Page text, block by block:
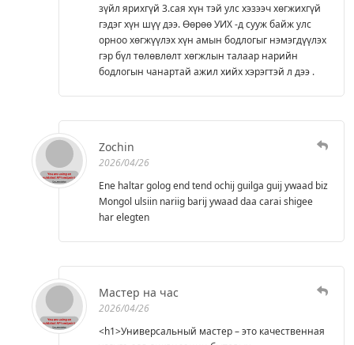
зүйл ярихгүй 3.сая хүн тэй улс хэзээч хөгжихгүй
гэдэг хүн шүү дээ. Өөрөө УИХ -д сууж байж улс
орноо хөгжүүлэх хүн амын бодлогыг нэмэгдүүлэх
гэр бүл төлөвлөлт хөгжлын талаар нарийн
бодлогын чанартай ажил хийх хэрэгтэй л дээ .
Zochin
2026/04/26
Ene haltar golog end tend ochij guilga guij ywaad biz
Mongol ulsiin nariig barij ywaad daa carai shigee
har elegten
Мастер на час
2026/04/26
<h1>Универсальный мастер – это качественная